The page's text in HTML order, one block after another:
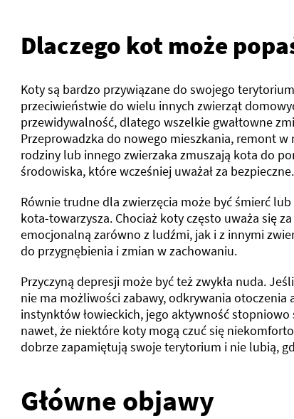
Dlaczego kot może
Koty są bardzo przywiązane do swojego
przeciwieństwie do wielu innych zwierząt
przewidywalność, dlatego wszelkie gwałtowne
Przeprowadzka do nowego mieszkania, remont
rodziny lub innego zwierzaka zmuszają kota do
środowiska, które wcześniej uważał za bezpieczne.
Równie trudne dla zwierzęcia może być śmierć
kota-towarzysza. Chociaż koty często uważa się
emocjonalną zarówno z ludźmi, jak i z innymi
do przygnębienia i zmian w zachowaniu.
Przyczyną depresji może być też zwykła nuda.
nie ma możliwości zabawy, odkrywania
instynktów łowieckich, jego aktywność
nawet, że niektóre koty mogą czuć się
dobrze zapamiętują swoje terytorium i nie lubią,
Główne objawy